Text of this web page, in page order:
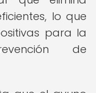
lo que
para la
de